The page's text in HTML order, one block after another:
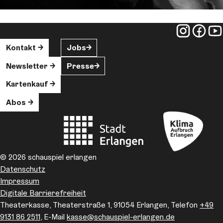
Kontakt
Newsletter
Kartenkauf
Abos
Jobs
Presse
© 2026 schauspiel erlangen
Datenschutz
Impressum
Digitale Barrierefreiheit
Theaterkasse, Theaterstraße 1, 91054 Erlangen, Telefon +49
9131 86 2511, E-Mail kasse@schauspiel-erlangen.de